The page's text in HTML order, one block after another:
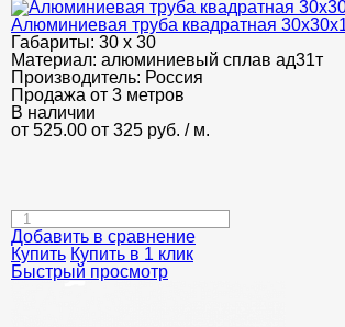
Алюминиевая труба квадратная
Габариты: 30 х 30
Материал: алюминиевый сплав ад31т
Производитель: Россия
Продажа от 3 метров
В наличии
от 525.00 от 325 руб. / м.
Добавить в сравнение
Купить Купить в 1 клик
Быстрый просмотр